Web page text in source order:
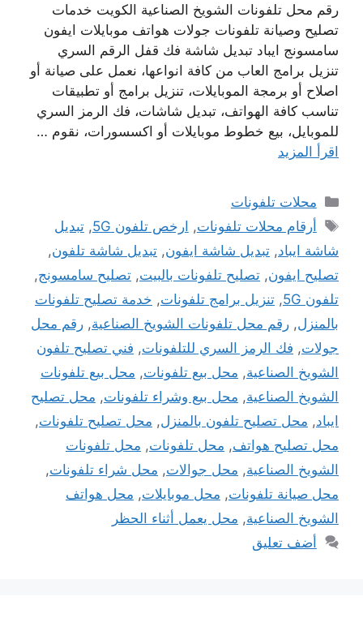
رقم محل تلفونات الشويخ الصناعية الكويت خدمات
تصليح وصيانة تلفونات جولات هواتف موبايلات ايفون
سامسونج ايباد تبديل شاشة فك قفل الرقم السري
تنزيل برامج العاب من كافة انواعها، نعمل على صيانة أو
اصلاح أو برمجة الموبايلات، تنزيل برامج أو تطبيقات
تناسب كافة الهواتف، تبديل شاشات، فك الرمز السري
للموبايل، بيع خطوط موبايلات أو اكسسورات، نقوم …
اقرأ المزيد
التصنيفات
محلات تلفونات
الوسوم
أرقام محلات تلفونات, ارخص تلفون 5G ,تبديل
شاشة ايباد, تبديل شاشة ايفون, تبديل شاشة تلفون,
تصليح ايفون, تصليح تلفونات بالبيت, تصليح سامسونج,
تلفون 5G
, تنزيل برامج تلفونات, خدمة تصليح تلفونات
بالمنزل, رقم محل تلفونات الشويخ الصناعية, رقم محل
جولات, فك الرمز السري للتلفونات, فني تصليح تلفون
الشويخ الصناعية, محل بيع تلفونات, محل بيع تلفونات
الشويخ الصناعية, محل بيع وشراء تلفونات, محل تصليح
ايباد, محل تصليح تلفون بالمنزل, محل تصليح تلفونات,
محل تصليح هواتف, محل تلفونات, محل تلفونات
الشويخ الصناعية, محل جوالات, محل شراء تلفونات,
محل صيانة تلفونات, محل موبايلات, محل هواتف
الشويخ الصناعية, محل يعمل أثناء الحظر
أضف تعليق